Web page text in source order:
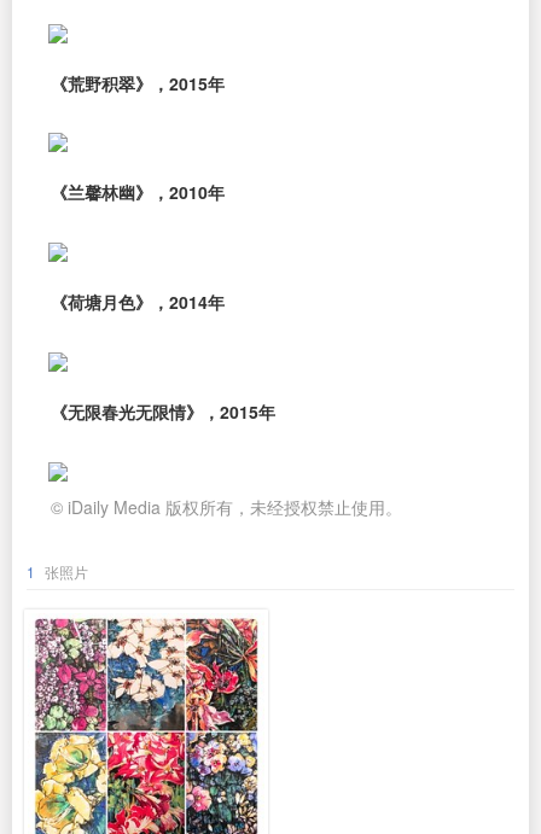
《荒野积翠》，2015年
《兰馨林幽》，2010年
《荷塘月色》，2014年
《无限春光无限情》，2015年
© iDaily Media 版权所有，未经授权禁止使用。
1 张照片